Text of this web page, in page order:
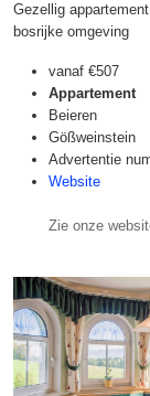
Gezellig
bosrijke omgeving
vanaf €507
Appartement
Beieren
Gößweinstein
Advertentie
Website
Zie onze